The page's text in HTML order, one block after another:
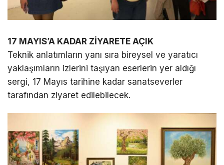
17 MAYIS’A KADAR ZİYARETE AÇIK
Teknik anlatımların yanı sıra bireysel ve yaratıcı
yaklaşımların izlerini taşıyan eserlerin yer aldığı
sergi, 17 Mayıs tarihine kadar sanatseverler
tarafından ziyaret edilebilecek.